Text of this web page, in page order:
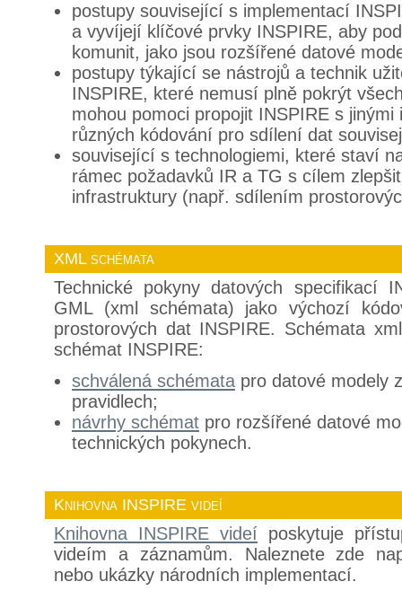
postupy související s implementací
a vyvíjejí klíčové prvky INSPIRE, aby
komunit, jako jsou rozšířené datové
postupy týkající se nástrojů a technik
INSPIRE, které nemusí plně pokrýt
mohou pomoci propojit INSPIRE s
různých kódování pro sdílení dat
související s technologiemi, které staví
rámec požadavků IR a TG s cílem
infrastruktury (např. sdílením
XML schémata
Technické pokyny datových specifikací
GML (xml schémata) jako výchozí
prostorových dat INSPIRE. Schémata
schémat INSPIRE:
schválená schémata pro datové modely
pravidlech;
návrhy schémat pro rozšířené datové
technických pokynech.
Knihovna INSPIRE videí
Knihovna INSPIRE videí poskytuje
videím a záznamům. Naleznete zde
nebo ukázky národních implementací.